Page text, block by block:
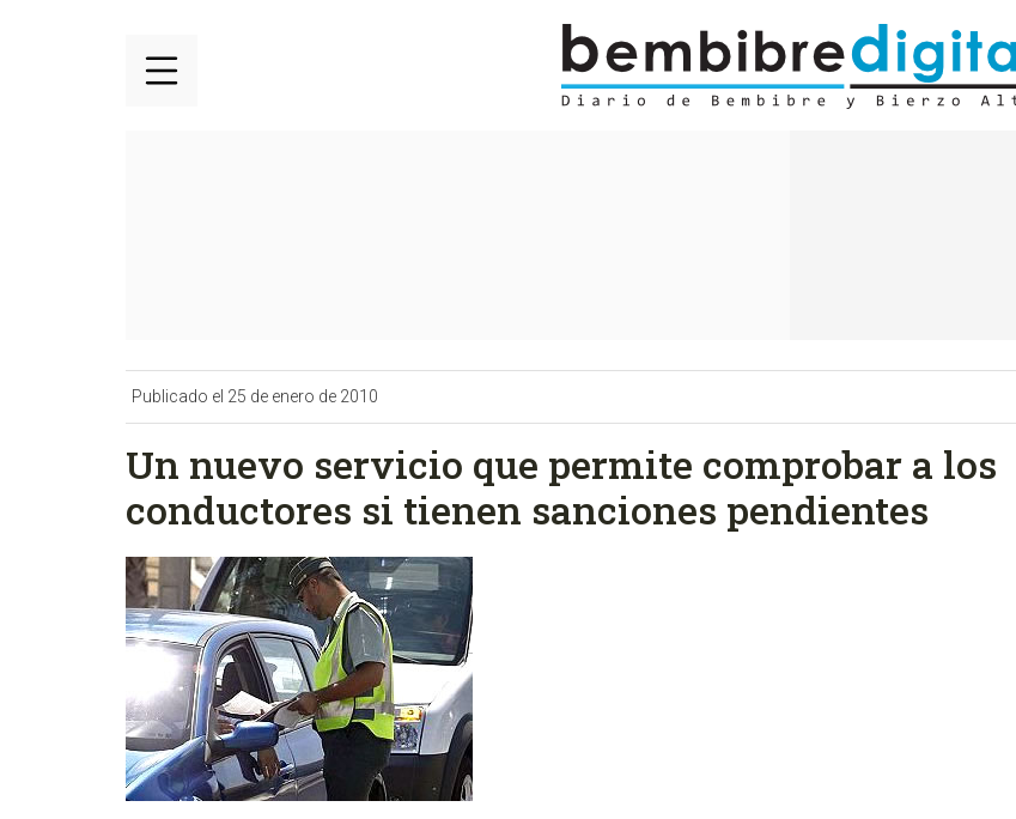
Publicado el 25 de enero de 2010
Un nuevo servicio que permite comprobar a los
conductores si tienen sanciones pendientes